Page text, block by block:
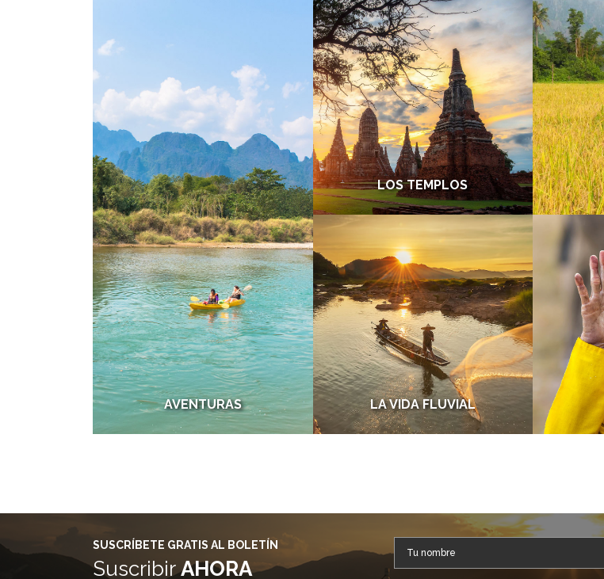
AVENTURAS
LOS TEMPLOS
LA VIDA FLUVIAL
SUSCRÍBETE GRATIS AL BOLETÍN
SuscribirAHORA